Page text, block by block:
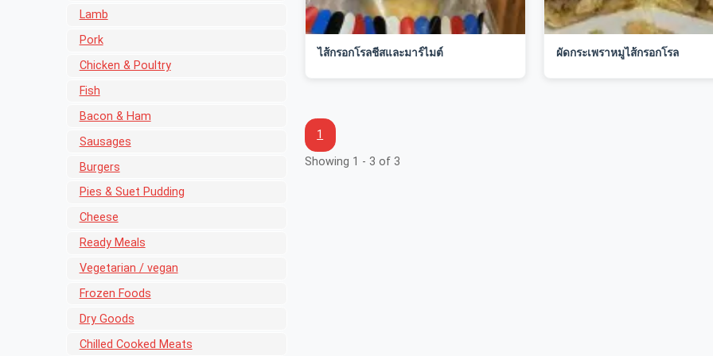
ไส้กรอกโรลชีสและมาร์ไมต์ ผัดกระเพราหมูไส้กรอกโรล
1
Showing 1 - 3 of 3
Lamb
Pork
Chicken & Poultry
Fish
Bacon & Ham
Sausages
Burgers
Pies & Suet Pudding
Cheese
Ready Meals
Vegetarian / vegan
Frozen Foods
Dry Goods
Chilled Cooked Meats